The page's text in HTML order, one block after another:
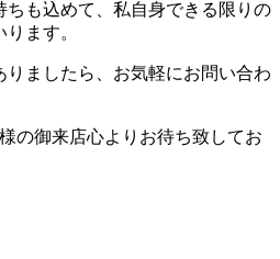
も込めて、私自身できる限りの
ます。
りましたら、お気軽にお問い合わ
の御来店心よりお待ち致してお